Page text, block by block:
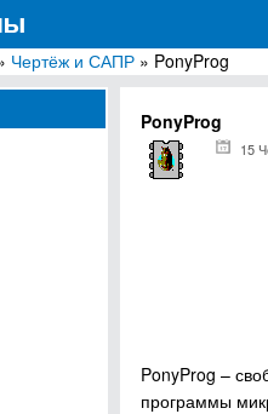
программ для
Чертёж и САПР » PonyProg
PonyProg
15
PonyProg –
программы